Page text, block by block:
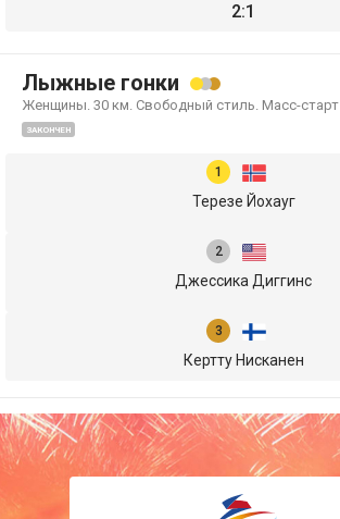
2:1
Лыжные гонки
Женщины. 30 км. Свободный стиль. Масс-старт
ЗАКОНЧЕН
Терезе Йохауг
Джессика Диггинс
Кертту Нисканен